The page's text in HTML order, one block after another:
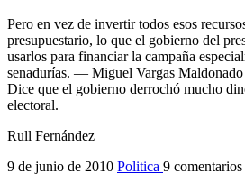
Pero en vez de invertir todos esos
presupuestario, lo que el gobierno del
usarlos para financiar la campaña
senadurías. — Miguel Vargas
Dice que el gobierno derrochó mucho
electoral.
Rull Fernández
9 de junio de 2010 Politica 9 comentarios